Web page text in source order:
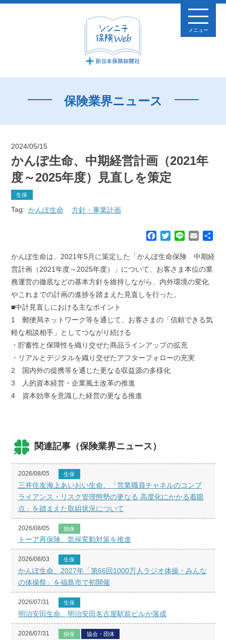
メニュー
保険業界ニュース
2024/05/15
かんぽ生命、中期経営計画（2021年
度～2025年度）見直しを策定
生保
Tag: かんぽ生命 方針・事業計画
c
e
o
o
T
i
t
e
r
n
e
E
a
i
かんぽ生命は、2021年5月に策定した「かんぽ生命保険 中期経
営計画（2021年度～2025年度）」について、お客さま本位の業
務運営の徹底などの基本方針を維持しながら、内外環境の変化
やこれまでの計画の進捗を踏まえた見直しを行った。
■中計見直しにおける主なポイント
1 郵便局ネットワーク等を通じて、お客さまの「信頼できる気
軽な相談相手」としてつながり続ける
・貯蓄性と保障性を織り交ぜた商品ラインアップの拡充
・リアルとデジタルを織り交ぜたアフターフォローの充実
2 国内外の提携等を通じた更なる収益源の多様化
3 人的資本経営・企業風土改革の推進
4 資本効率を意識した経営の更なる推進
関連記事（保険業界ニュース）
2026/08/05 生保
三井住友海上あいおい生命、「営業職員チャネルのコンプ
ライアンス・リスク管理態勢の更なる 高度化にかかる着眼
点」を踏まえた取組状況について
2026/08/05 損保
トーア再保険、気候変動対策を推進
2026/08/03 生保
かんぽ生命、2027年「第66回1000万人ラジオ体操・みんな
の体操祭」を福島市で初開催
2026/07/31 生保
明治安田生命、明治安田名古屋駅前ビルが落成
2026/07/31 損保 協会・団体